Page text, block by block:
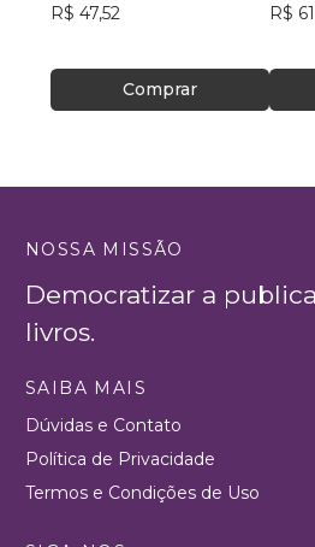
R$ 47,52
Comprar
R$
NOSSA MISSÃO
Democratizar a
livros.
SAIBA MAIS
Dúvidas e Contato
Política de Privacidade
Termos e Condições de Uso